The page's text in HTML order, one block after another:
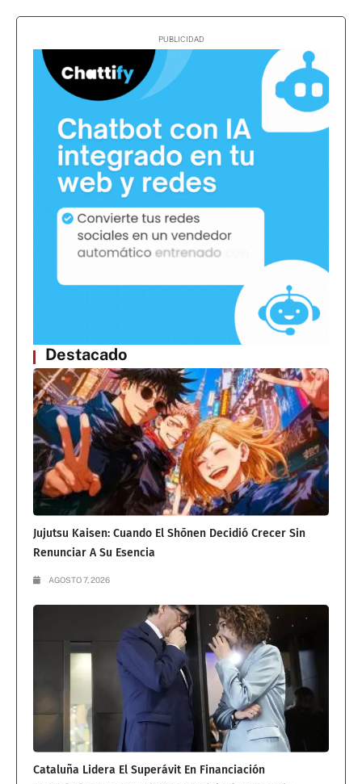
Destacado
Jujutsu Kaisen: Cuando El Shōnen Decidió Crecer Sin
Renunciar A Su Esencia
AGOSTO 7, 2026
Cataluña Lidera El Superávit En Financiación